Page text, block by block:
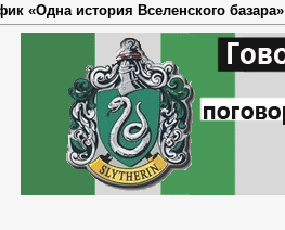
«Одна история Вселенского базара»